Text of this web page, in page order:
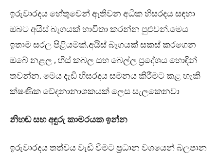
ඉරුවාරදය හේතුවෙන් ඇතිවන අධික හිසරදය සඳහා
ඔබට අයිස් බෑගයක් භාවිතා කරන්න පුළුවන්.මෙය
ඉතාම සරල පිළියමක්.අයිස් බෑගයක් සකස් කරගෙන
ඔබේ නළල , හිස් කබල සහ බෙල්ල ප්‍රදේශය හොඳින්
තවන්න. මෙය දැඩි හිසරදය සමනය කිරීමට කළ හැකි
ක්ෂණික වේදනානාශකයක් ලෙස සැලකෙනවා
නිහඬ සහ අඳුරු කාමරයක ඉන්න
ඉරුවාරදය තත්වය වැඩි වීමට ප්‍රධාන වශයෙන් බලපාන